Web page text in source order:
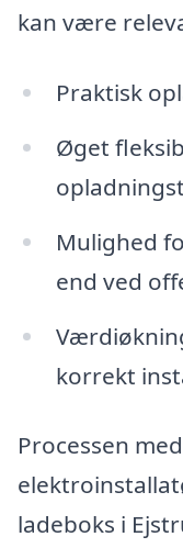
kan være
Praktisk
Øget
Mulighed
end ved
korrekt
Processen
ladeboks i